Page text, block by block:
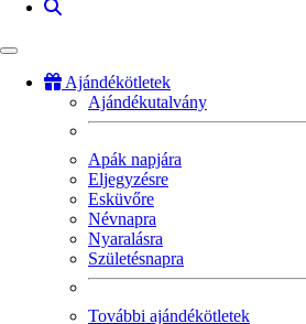
Ajándékötletek
Ajándékutalvány
Apák napjára
Eljegyzésre
Esküvőre
Névnapra
Nyaralásra
Születésnapra
További ajándékötletek